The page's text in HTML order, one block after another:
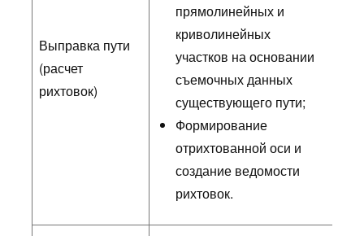
Выправка пути
(расчет
рихтовок)
прямолинейных и
криволинейных
участков на основании
съемочных данных
существующего пути;
Формирование
отрихтованной оси и
создание ведомости
рихтовок.